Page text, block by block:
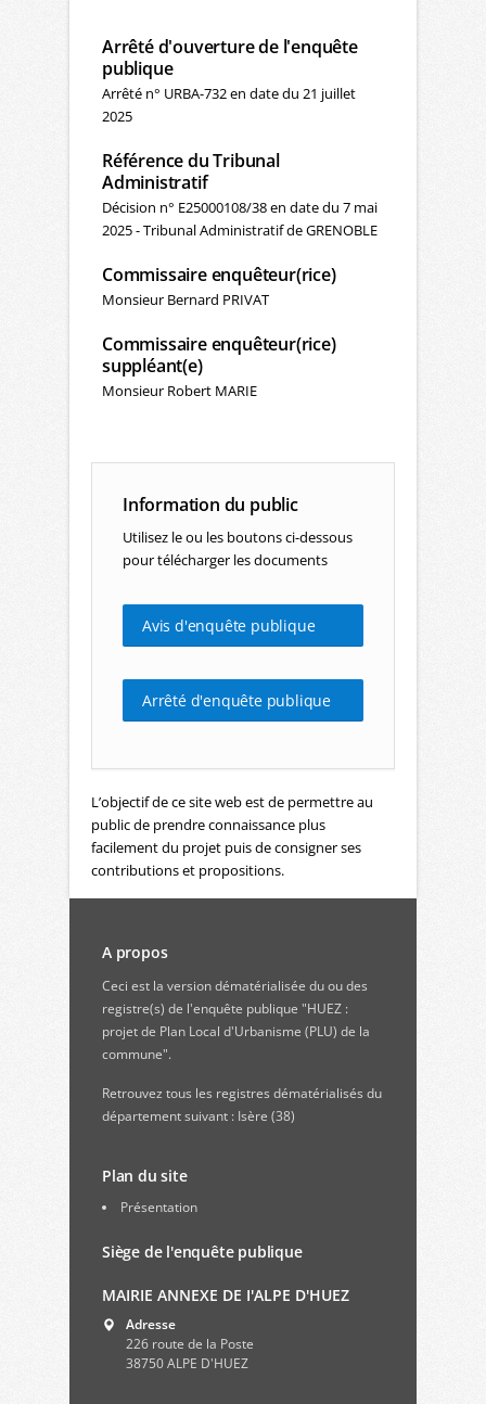
Arrêté d'ouverture de l'enquête
publique
Arrêté n° URBA-732 en date du 21 juillet
2025
Référence du Tribunal
Administratif
Décision n° E25000108/38 en date du 7 mai
2025 - Tribunal Administratif de GRENOBLE
Commissaire enquêteur(rice)
Monsieur Bernard PRIVAT
Commissaire enquêteur(rice)
suppléant(e)
Monsieur Robert MARIE
Information du public
Utilisez le ou les boutons ci-dessous
pour télécharger les documents
Avis d'enquête publique
Arrêté d'enquête publique
L’objectif de ce site web est de permettre au
public de prendre connaissance plus
facilement du projet puis de consigner ses
contributions et propositions.
A propos
Ceci est la version dématérialisée du ou des
registre(s) de l'enquête publique "HUEZ :
projet de Plan Local d'Urbanisme (PLU) de la
commune".
Retrouvez tous les registres dématérialisés du
département suivant : Isère (38)
Plan du site
Présentation
Siège de l'enquête publique
MAIRIE ANNEXE DE I'ALPE D'HUEZ
Adresse
226 route de la Poste
38750 ALPE D'HUEZ